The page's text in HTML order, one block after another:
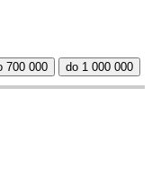
700 000 do 1 000 000